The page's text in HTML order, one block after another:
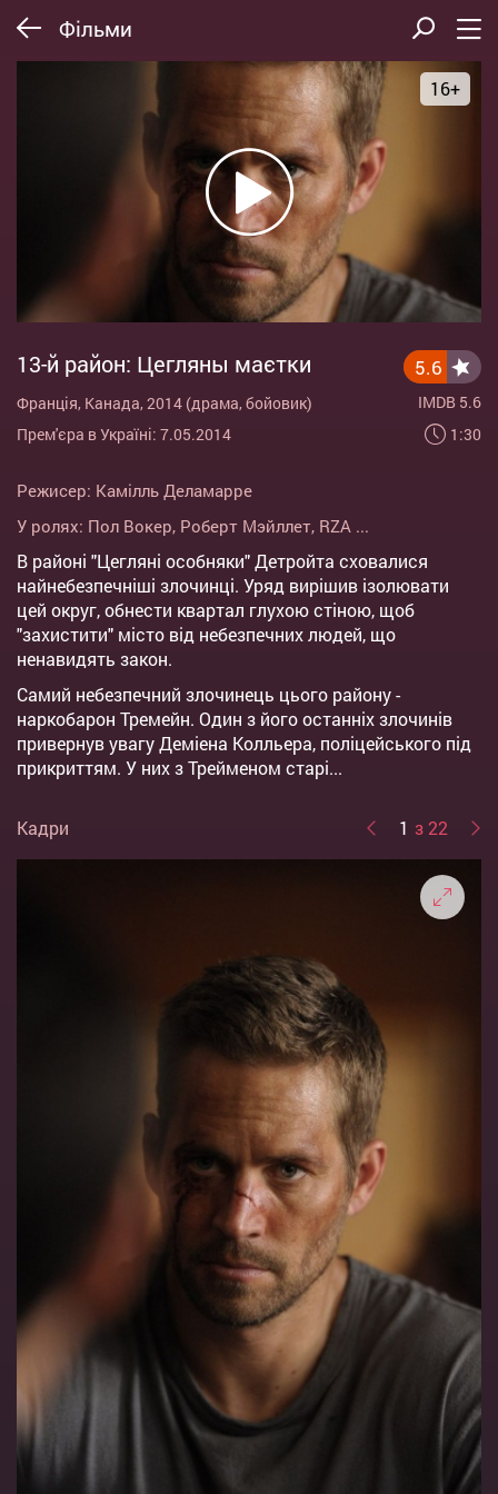
Фільми
16+
13-й район: Цегляны маєтки
Франція, Канада, 2014 (драма, бойовик)
Прем'єра в Україні: 7.05.2014
5.6
IMDB 5.6
1:30
Режисер: Камілль Деламарре
У ролях: Пол Вокер, Роберт Мэйллет, RZA ...
В районі "Цегляні особняки" Детройта сховалися
найнебезпечніші злочинці. Уряд вирішив ізолювати
цей округ, обнести квартал глухою стіною, щоб
"захистити" місто від небезпечних людей, що
ненавидять закон.
Самий небезпечний злочинець цього району -
наркобарон Тремейн. Один з його останніх злочинів
привернув увагу Деміена Колльера, поліцейського під
прикриттям. У них з Трейменом старі...
Кадри 1 з 22